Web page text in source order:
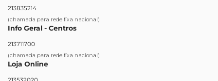
213835214
(chamada para rede fixa nacional)
Info Geral - Centros
213711700
(chamada para rede fixa nacional)
Loja Online